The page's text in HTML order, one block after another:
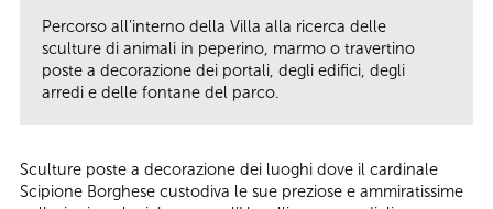
Percorso all’interno della Villa alla ricerca delle
sculture di animali in peperino, marmo o travertino
poste a decorazione dei portali, degli edifici, degli
arredi e delle fontane del parco.
Sculture poste a decorazione dei luoghi dove il cardinale
Scipione Borghese custodiva le sue preziose e ammiratissime